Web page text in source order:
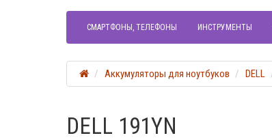
СМАРТФОНЫ, ТЕЛЕФОНЫ ИНСТРУМЕНТЫ
Аккумуляторы для ноутбуков DELL
DELL 191YN